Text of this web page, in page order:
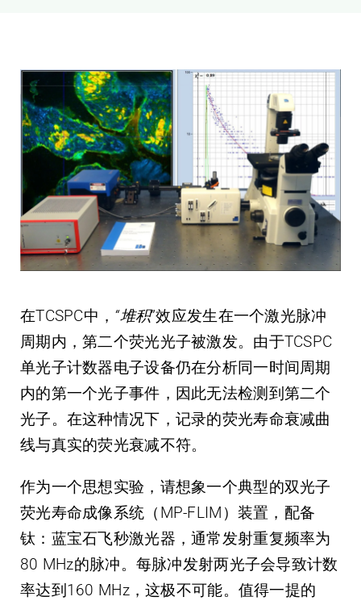
联系我们
在TCSPC中， “堆积”效应发生在一个激光脉冲
周期内，第二个荧光光子被激发。由于TCSPC
单光子计数器电子设备仍在分析同一时间周期
内的第一个光子事件，因此无法检测到第二个
光子。在这种情况下，记录的荧光寿命衰减曲
线与真实的荧光衰减不符。
作为一个思想实验，请想象一个典型的双光子
荧光寿命成像系统（MP-FLIM）装置，配备
钛：蓝宝石飞秒激光器，通常发射重复频率为
80 MHz的脉冲。每脉冲发射两光子会导致计数
率达到160 MHz，这极不可能。值得一提的